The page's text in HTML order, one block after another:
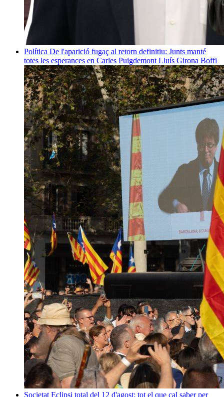
Política De l'aparició fugaç al retorn definitiu: Junts manté
totes les esperances en Carles Puigdemont Lluís Girona Boffi
Societat Eclipsi total del 12 d'agost: tot el que cal saber per